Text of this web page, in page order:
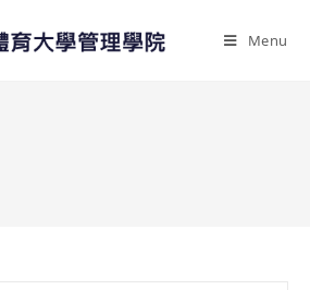
Menu